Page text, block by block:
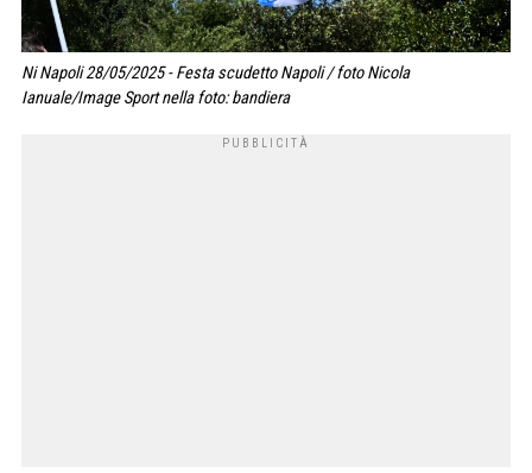
Ni Napoli 28/05/2025 - Festa scudetto Napoli / foto Nicola
Ianuale/Image Sport nella foto: bandiera